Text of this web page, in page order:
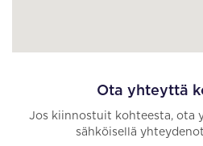
Ota yhteyttä
Jos kiinnostuit kohteesta, ota
sähköisellä